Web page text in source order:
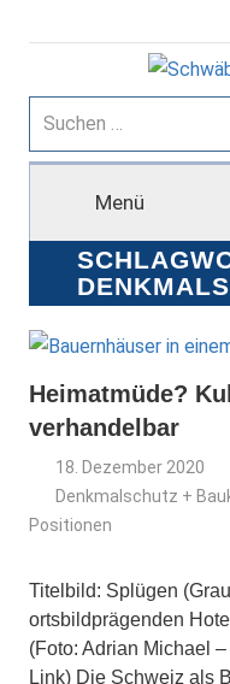
Inhalt
Suchen
nach:
Menü
Heimatmüde?
verhandelbar
18. Dezember 2020
Denkmalschutz +
Positionen
Titelbild: Splügen
ortsbildprägenden
(Foto: Adrian Michael
Link) Die Schweiz als